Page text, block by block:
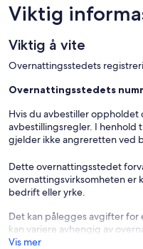
Viktig
Viktig å vite
Overnattingsstedets
Overnattingsstedets
Hvis du avbestiller
avbestillingsregler. I henhold
gjelder ikke angreretten ved
Dette overnattingsstedet
overnattingsvirksomheten er
bedrift eller yrke.
Det kan pålegges avgifter
kan variere avhengig av
Vis mer